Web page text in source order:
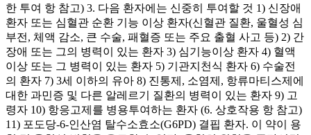
한 투여 항 참고) 3. 다음 환자에는 신중히 투여할 것 1) 신장애
환자 또는 심혈관 순환 기능 이상 환자(신혈관 질환, 울혈성 심
부전, 체액 감소, 큰 수술, 패혈증 또는 주요 출혈 사고 등) 2) 간
장애 또는 그의 병력이 있는 환자 3) 심기능이상 환자 4) 혈액
이상 또는 그 병력이 있는 환자 5) 기관지천식 환자 6) 수술전
의 환자 7) 3세 이하의 유아 8) 진통제, 소염제, 항류마티스제에
대한 과민증 및 다른 알레르기 질환의 병력이 있는 환자 9) 고
령자 10) 항응고제를 병용투여하는 환자 (6. 상호작용 항 참고)
11) 포도당-6-인산염 탈수소효소(G6PD) 결핍 환자. 이 약이 용